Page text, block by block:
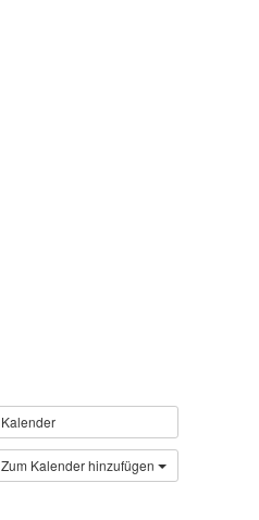
Kalender
Zum Kalender hinzufügen